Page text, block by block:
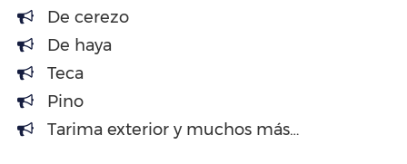
De cerezo
De haya
Teca
Pino
Tarima exterior y muchos más…